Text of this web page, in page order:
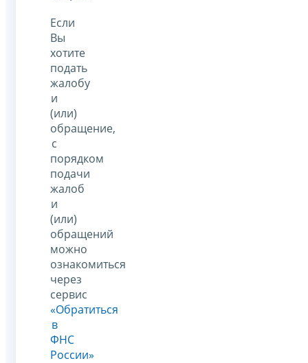
Если
Вы
хотите
подать
жалобу
и
(или)
обращение,
с
порядком
подачи
жалоб
и
(или)
обращений
можно
ознакомиться
через
сервис
«Обратиться
в
ФНС
России»